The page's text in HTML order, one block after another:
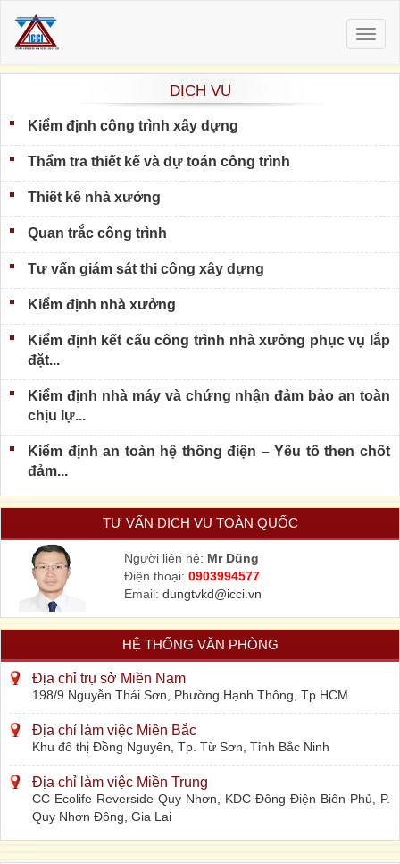
DỊCH VỤ
Kiểm định công trình xây dựng
Thẩm tra thiết kế và dự toán công trình
Thiết kế nhà xưởng
Quan trắc công trình
Tư vấn giám sát thi công xây dựng
Kiểm định nhà xưởng
Kiểm định kết cấu công trình nhà xưởng phục vụ lắp
đặt...
Kiểm định nhà máy và chứng nhận đảm bảo an toàn
chịu lự...
Kiểm định an toàn hệ thống điện – Yếu tố then chốt
đảm...
TƯ VẤN DỊCH VỤ TOÀN QUỐC
Người liên hệ: Mr Dũng
Điện thoại: 0903994577
Email: dungtvkd@icci.vn
HỆ THỐNG VĂN PHÒNG
Địa chỉ trụ sở Miền Nam
198/9 Nguyễn Thái Sơn, Phường Hạnh Thông, Tp HCM
Địa chỉ làm việc Miền Bắc
Khu đô thị Đồng Nguyên, Tp. Từ Sơn, Tỉnh Bắc Ninh
Địa chỉ làm việc Miền Trung
CC Ecolife Reverside Quy Nhơn, KDC Đông Điện Biên Phủ, P.
Quy Nhơn Đông, Gia Lai